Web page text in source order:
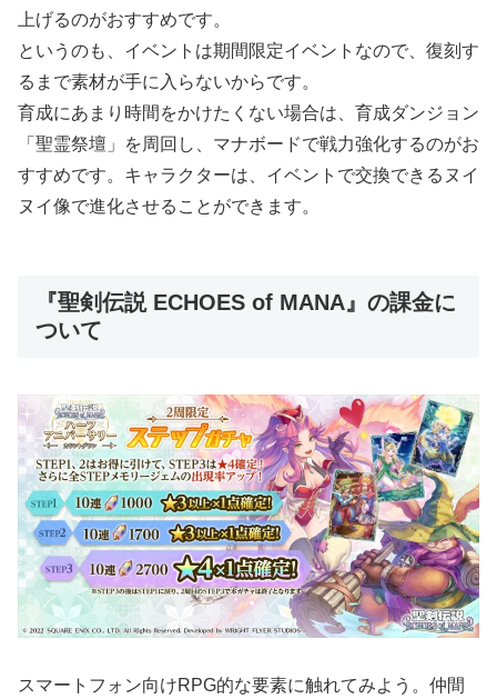
上げるのがおすすめです。
というのも、イベントは期間限定イベントなので、復刻す
るまで素材が手に入らないからです。
育成にあまり時間をかけたくない場合は、育成ダンジョン
「聖霊祭壇」を周回し、マナボードで戦力強化するのがお
すすめです。キャラクターは、イベントで交換できるヌイ
ヌイ像で進化させることができます。
『聖剣伝説 ECHOES of MANA』の課金に
ついて
スマートフォン向けRPG的な要素に触れてみよう。仲間